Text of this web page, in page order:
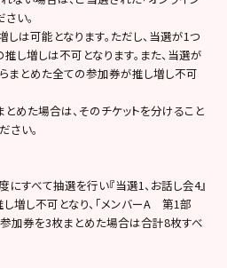
い。
は可能となります。ただし、当選が1つ
し増しは不可となります。また、当選が
まとめた全ての参加券が推し増し不可
めた場合は、そのチケットを分けること
さい。
すべて抽選を行い『当選1、お話し会4』
増し不可となり、「メンバーA 第1部
加券を3枚まとめた場合は合計8枚すべ